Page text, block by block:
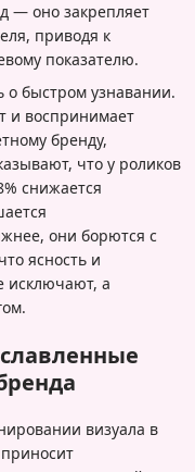
— оно закрепляет
приводя к
показателю.
о быстром узнавании.
и воспринимает
бренду,
что у роликов
снижается
они борются с
ясность и
исключают, а
визуала в